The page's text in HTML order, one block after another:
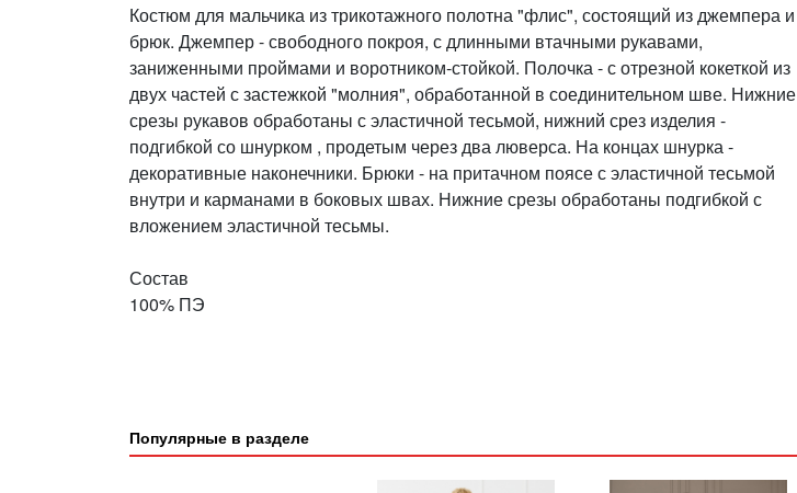
Костюм для мальчика из трикотажного полотна "флис", состоящий из джемпера и
брюк. Джемпер - свободного покроя, с длинными втачными рукавами,
заниженными проймами и воротником-стойкой. Полочка - с отрезной кокеткой из
двух частей с застежкой "молния", обработанной в соединительном шве. Нижние
срезы рукавов обработаны с эластичной тесьмой, нижний срез изделия -
подгибкой со шнурком , продетым через два люверса. На концах шнурка -
декоративные наконечники. Брюки - на притачном поясе с эластичной тесьмой
внутри и карманами в боковых швах. Нижние срезы обработаны подгибкой с
вложением эластичной тесьмы.
Состав
100% ПЭ
Популярные в разделе